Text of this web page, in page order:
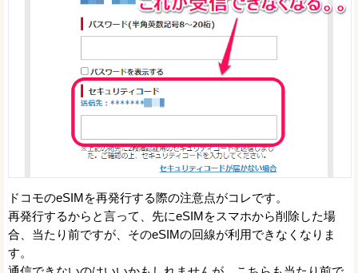
ドコモのeSIMを再発行する際の注意点がコレです。
再発行するからと言って、先にeSIMをスマホから削除した場
合、当たり前ですが、そのeSIMの回線が利用できなくなりま
す。